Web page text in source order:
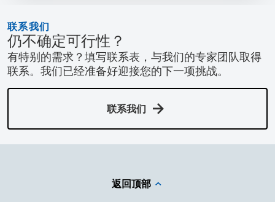
联系我们
仍不确定可行性？
有特别的需求？填写联系表，与我们的专家团队取得
联系。我们已经准备好迎接您的下一项挑战。
联系我们
返回顶部